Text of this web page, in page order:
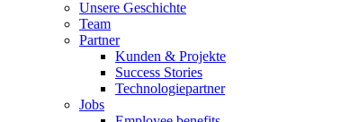
Unsere Geschichte
Team
Partner
Kunden & Projekte
Success Stories
Technologiepartner
Jobs